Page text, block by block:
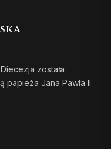
została
papieża Jana Pawła II